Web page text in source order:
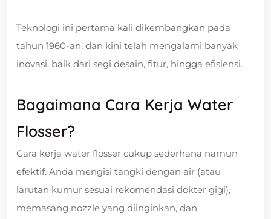
Teknologi ini pertama kali dikembangkan pada
tahun 1960-an, dan kini telah mengalami banyak
inovasi, baik dari segi desain, fitur, hingga efisiensi.
Bagaimana Cara Kerja Water
Flosser?
Cara kerja water flosser cukup sederhana namun
efektif. Anda mengisi tangki dengan air (atau
larutan kumur sesuai rekomendasi dokter gigi),
memasang nozzle yang diinginkan, dan